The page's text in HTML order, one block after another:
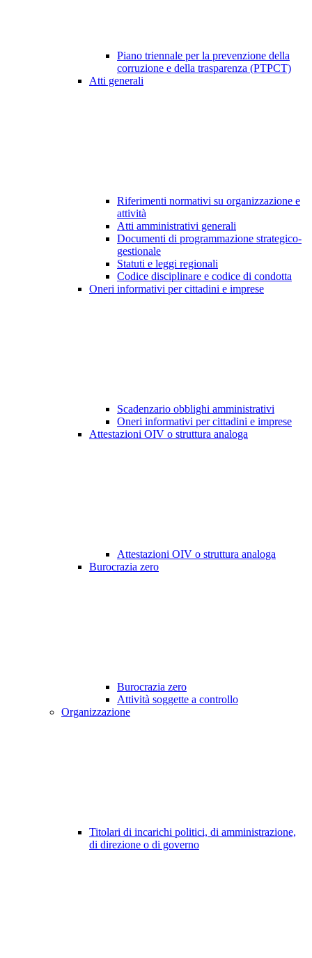
Piano triennale per la prevenzione della
corruzione e della trasparenza (PTPCT)
Atti generali
Riferimenti normativi su organizzazione e
attività
Atti amministrativi generali
Documenti di programmazione strategico-
gestionale
Statuti e leggi regionali
Codice disciplinare e codice di condotta
Oneri informativi per cittadini e imprese
Scadenzario obblighi amministrativi
Oneri informativi per cittadini e imprese
Attestazioni OIV o struttura analoga
Attestazioni OIV o struttura analoga
Burocrazia zero
Burocrazia zero
Attività soggette a controllo
Organizzazione
Titolari di incarichi politici, di amministrazione,
di direzione o di governo